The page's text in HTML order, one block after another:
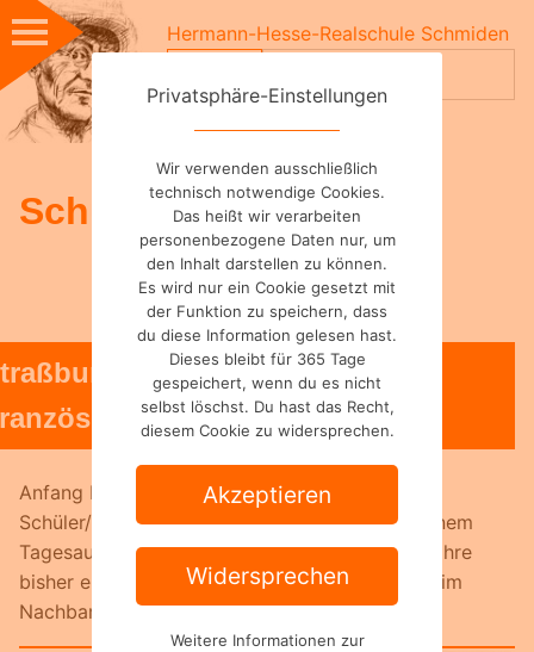
Skip
to
content
Hermann-Hesse-Realschule Schmiden
nach:
Schulleben
des Fachs
Anfang März hatten wieder alle Französisch-
Schüler/innen der Klassenstufen 7 bis 10 bei einem
Tagesausflug nach Straßburg die Möglichkeit, ihre
bisher erlernten Französisch-Kenntnisse direkt im
Nachbarland anzuwenden.C’était super!
Privatsphäre-Einstellungen
Wir verwenden ausschließlich
technisch notwendige Cookies.
Das heißt wir verarbeiten
personenbezogene Daten nur, um
den Inhalt darstellen zu können.
Es wird nur ein Cookie gesetzt mit
der Funktion zu speichern, dass
du diese Information gelesen hast.
Dieses bleibt für 365 Tage
gespeichert, wenn du es nicht
selbst löschst. Du hast das Recht,
diesem Cookie zu widersprechen.
Akzeptieren
Widersprechen
Weitere Informationen zur